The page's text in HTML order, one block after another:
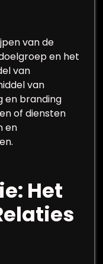
van de
en het
van
van
en branding
of diensten
en
Het